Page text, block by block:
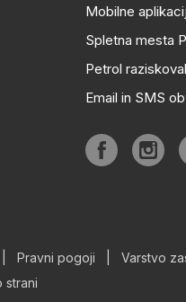
Mobilne
Spletna mesta
Petrol
Email in SMS
Pravni pogoji Varstvo
strani